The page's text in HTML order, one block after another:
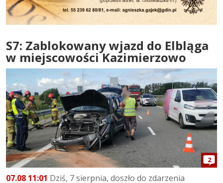
S7: Zablokowany wjazd do Elbląga
w miejscowości Kazimierzowo
2
07.08 11:01 Dziś, 7 sierpnia, doszło do zdarzenia